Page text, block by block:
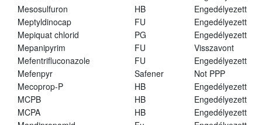
Mesosulfuron
HB
Engedélyezett
Meptyldinocap
FU
Engedélyezett
Mepiquat chlorid
PG
Engedélyezett
Mepanipyrim
FU
Visszavont
Mefentrifluconazole
FU
Engedélyezett
Mefenpyr
Safener
Not PPP
Mecoprop-P
HB
Engedélyezett
MCPB
HB
Engedélyezett
MCPA
HB
Engedélyezett